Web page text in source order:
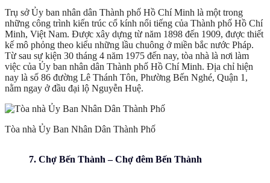
Trụ sở Ủy ban nhân dân Thành phố Hồ Chí Minh là một trong
những công trình kiến trúc cổ kính nổi tiếng của Thành phố Hồ Chí
Minh, Việt Nam. Được xây dựng từ năm 1898 đến 1909, được thiết
kế mô phỏng theo kiểu những lầu chuông ở miền bắc nước Pháp.
Từ sau sự kiện 30 tháng 4 năm 1975 đến nay, tòa nhà là nơi làm
việc của Ủy ban nhân dân Thành phố Hồ Chí Minh. Địa chỉ hiện
nay là số 86 đường Lê Thánh Tôn, Phường Bến Nghé, Quận 1,
nằm ngay ở đầu đại lộ Nguyễn Huệ.
Tòa nhà Ủy Ban Nhân Dân Thành Phố
7. Chợ Bến Thành – Chợ đêm Bến Thành